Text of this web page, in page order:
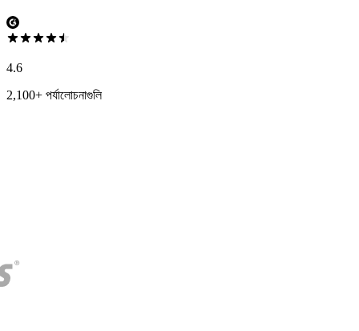
4.6
2,100+ পর্যালোচনাগুলি